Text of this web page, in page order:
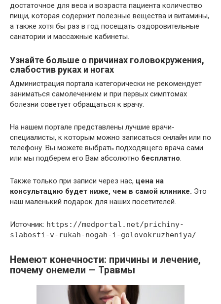
достаточное для веса и возраста пациента количество
пищи, которая содержит полезные вещества и витамины,
а также хотя бы раз в год посещать оздоровительные
санатории и массажные кабинеты.
Узнайте больше о причинах головокружения,
слабостив руках и ногах
Администрация портала категорически не рекомендует
заниматься самолечением и при первых симптомах
болезни советует обращаться к врачу.
На нашем портале представлены лучшие врачи-
специалисты, к которым можно записаться онлайн или по
телефону. Вы можете выбрать подходящего врача сами
или мы подберем его Вам абсолютно бесплатно
Также только при записи через нас, цена на
консультацию будет ниже, чем в самой клинике. Это
наш маленький подарок для наших посетителей.
Источник: https://medportal.net/prichiny-
slabosti-v-rukah-nogah-i-golovokruzheniya/
Немеют конечности: причины и лечение,
почему онемели — Травмы